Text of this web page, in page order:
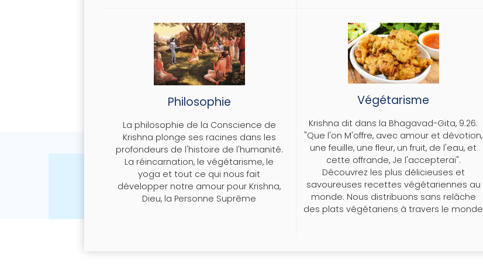
MANTRA HARE KRISHNA
EN SAVOIR PLUS
Philosophie
La philosophie de la Conscience de
Krishna plonge ses racines dans les
profondeurs de l'histoire de l'humanité.
La réincarnation, le végétarisme, le
yoga et tout ce qui nous fait
développer notre amour pour Krishna,
Dieu, la Personne Suprême
Végétarisme
Krishna dit dans la Bhagavad-Gita, 9.26:
"Que l'on M'offre, avec amour et dévotion,
une feuille, une fleur, un fruit, de l'eau, et
cette offrande, Je l'accepterai".
Découvrez les plus délicieuses et
savoureuses recettes végétariennes au
monde. Nous distribuons sans relâche
des plats végétariens à travers le monde